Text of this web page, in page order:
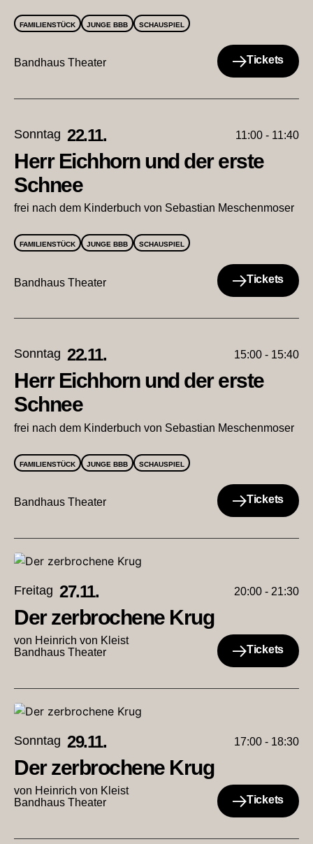
FAMILIENSTÜCK JUNGE BBB SCHAUSPIEL
Bandhaus Theater Tickets
Sonntag 22.11. 11:00 - 11:40
Herr Eichhorn und der erste
Schnee
frei nach dem Kinderbuch von Sebastian Meschenmoser
FAMILIENSTÜCK JUNGE BBB SCHAUSPIEL
Bandhaus Theater Tickets
Sonntag 22.11. 15:00 - 15:40
Herr Eichhorn und der erste
Schnee
frei nach dem Kinderbuch von Sebastian Meschenmoser
FAMILIENSTÜCK JUNGE BBB SCHAUSPIEL
Bandhaus Theater Tickets
Freitag 27.11. 20:00 - 21:30
Der zerbrochene Krug
von Heinrich von Kleist
Bandhaus Theater
Tickets
Sonntag 29.11. 17:00 - 18:30
Der zerbrochene Krug
von Heinrich von Kleist
Bandhaus Theater
Tickets